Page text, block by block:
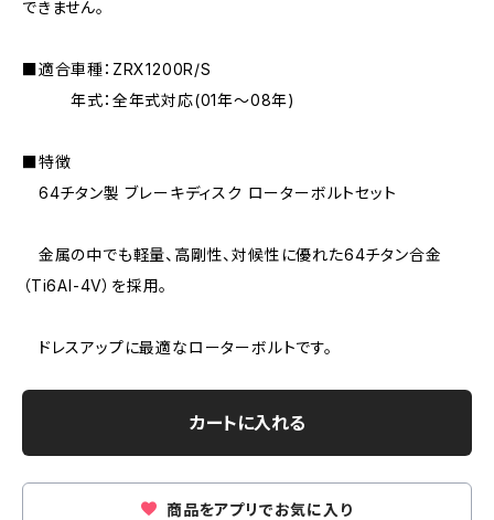
できません。
■適合車種：ZRX1200R/S
年式：全年式対応(01年〜08年)
■特徴
64チタン製 ブレーキディスク ローターボルトセット
金属の中でも軽量、高剛性、対候性に優れた64チタン合金
（Ti6AI-4V）を採用。
ドレスアップに最適なローターボルトです。
カートに入れる
商品をアプリでお気に入り